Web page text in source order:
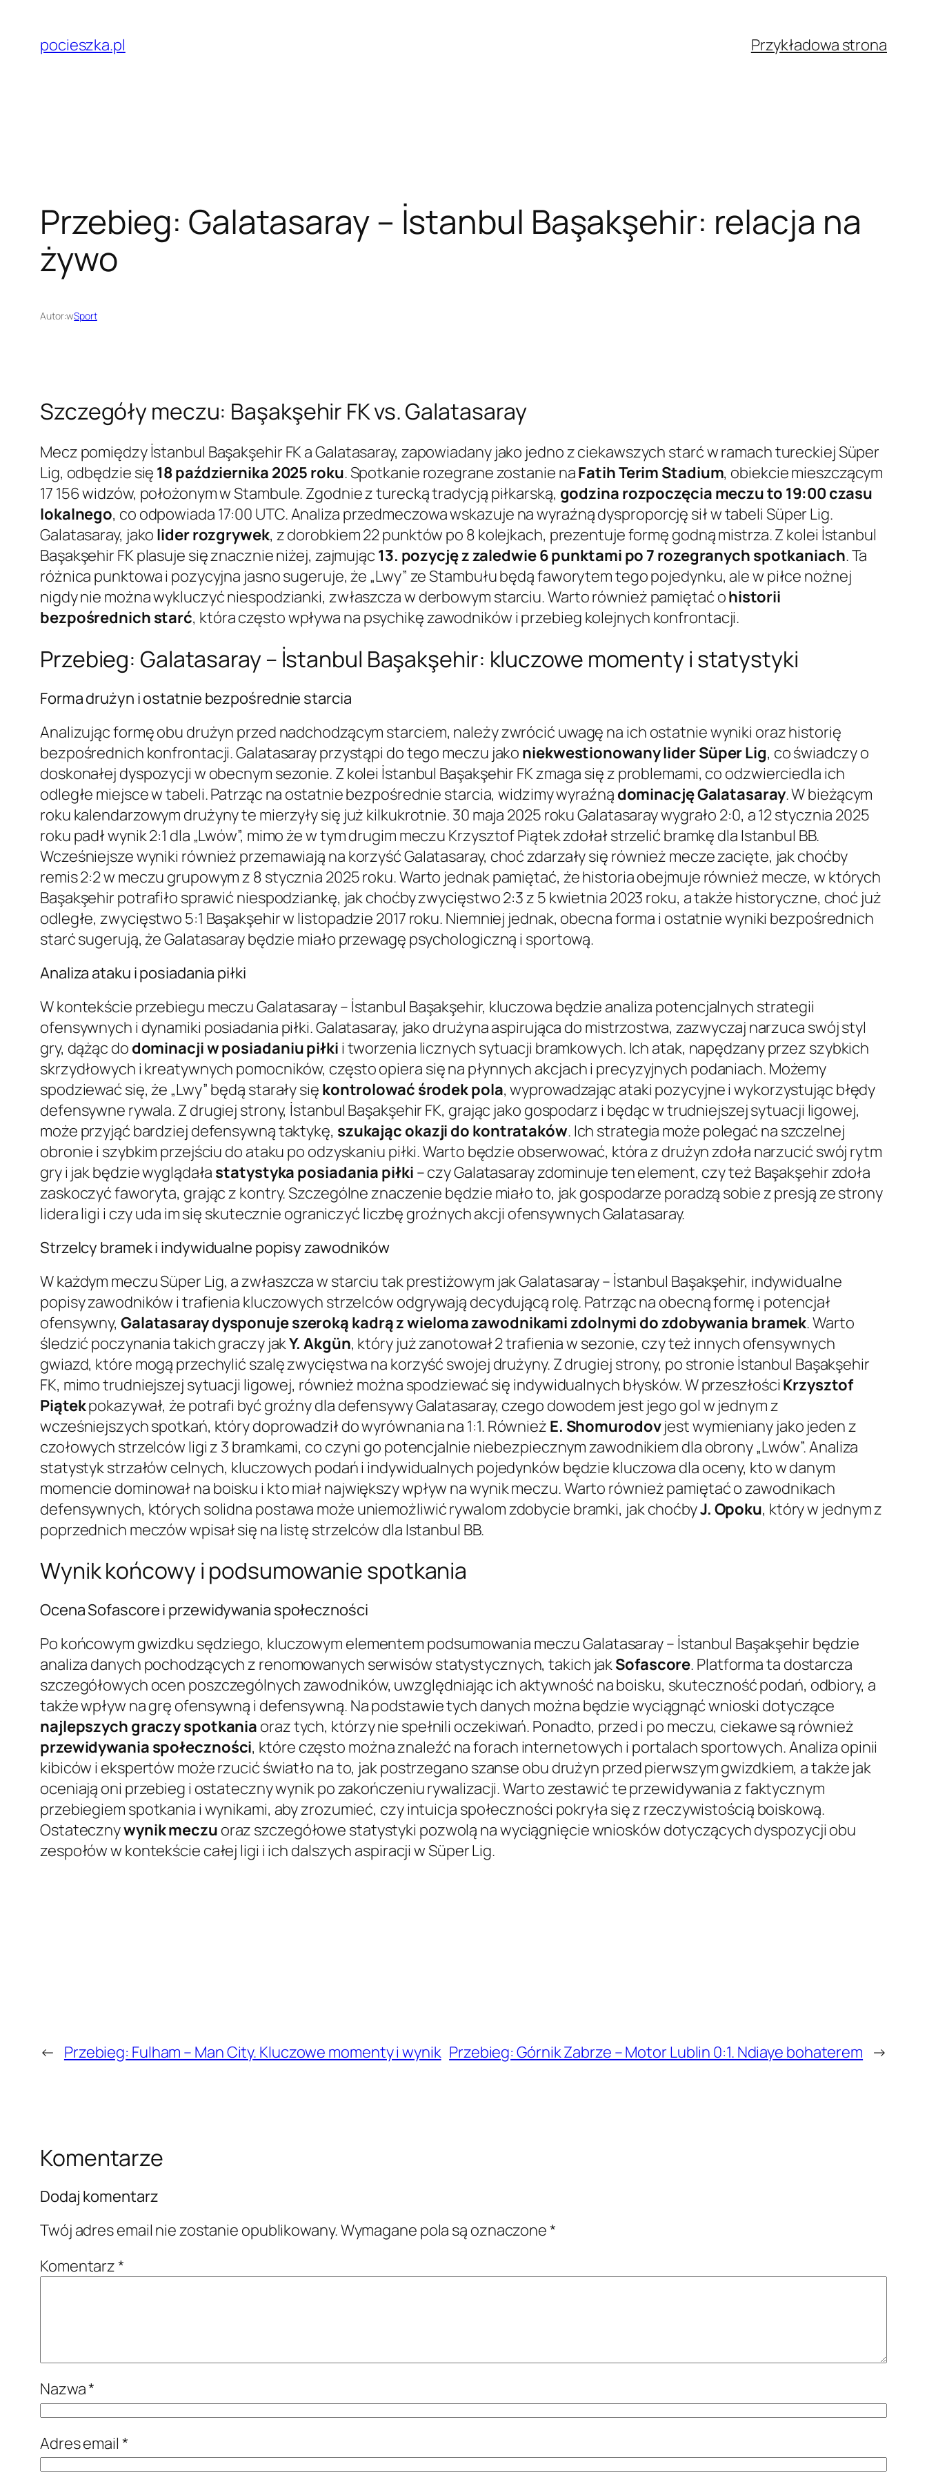
treści
pocieszka.pl Przykładowa strona
Przebieg: Galatasaray – İstanbul Başakşehir: relacja na
żywo
Autor:wSport
Szczegóły meczu: Başakşehir FK vs. Galatasaray
Mecz pomiędzy İstanbul Başakşehir FK a Galatasaray, zapowiadany jako jedno z ciekawszych starć w ramach tureckiej Süper
Lig, odbędzie się 18 października 2025 roku. Spotkanie rozegrane zostanie naFatih Terim Stadium, obiekcie mieszczącym
17 156 widzów, położonym w Stambule. Zgodnie z turecką tradycją piłkarską, godzina rozpoczęcia meczu to 19:00 czasu
lokalnego, co odpowiada 17:00 UTC. Analiza przedmeczowa wskazuje na wyraźną dysproporcję sił w tabeli Süper Lig.
Galatasaray, jako lider rozgrywek, z dorobkiem 22 punktów po 8 kolejkach, prezentuje formę godną mistrza. Z kolei İstanbul
Başakşehir FK plasuje się znacznie niżej, zajmując 13. pozycję z zaledwie 6 punktami po 7 rozegranych spotkaniach. Ta
różnica punktowa i pozycyjna jasno sugeruje, że „Lwy” ze Stambułu będą faworytem tego pojedynku, ale w piłce nożnej
nigdy nie można wykluczyć niespodzianki, zwłaszcza w derbowym starciu. Warto również pamiętać ohistorii
bezpośrednich starć, która często wpływa na psychikę zawodników i przebieg kolejnych konfrontacji.
Przebieg: Galatasaray – İstanbul Başakşehir: kluczowe momenty i statystyki
Forma drużyn i ostatnie bezpośrednie starcia
Analizując formę obu drużyn przed nadchodzącym starciem, należy zwrócić uwagę na ich ostatnie wyniki oraz historię
bezpośrednich konfrontacji. Galatasaray przystąpi do tego meczu jako niekwestionowany lider Süper Lig, co świadczy o
doskonałej dyspozycji w obecnym sezonie. Z kolei İstanbul Başakşehir FK zmaga się z problemami, co odzwierciedla ich
odległe miejsce w tabeli. Patrząc na ostatnie bezpośrednie starcia, widzimy wyraźną dominację Galatasaray. W bieżącym
roku kalendarzowym drużyny te mierzyły się już kilkukrotnie. 30 maja 2025 roku Galatasaray wygrało 2:0, a 12 stycznia 2025
roku padł wynik 2:1 dla „Lwów”, mimo że w tym drugim meczu Krzysztof Piątek zdołał strzelić bramkę dla Istanbul BB.
Wcześniejsze wyniki również przemawiają na korzyść Galatasaray, choć zdarzały się również mecze zacięte, jak choćby
remis 2:2 w meczu grupowym z 8 stycznia 2025 roku. Warto jednak pamiętać, że historia obejmuje również mecze, w których
Başakşehir potrafiło sprawić niespodziankę, jak choćby zwycięstwo 2:3 z 5 kwietnia 2023 roku, a także historyczne, choć już
odległe, zwycięstwo 5:1 Başakşehir w listopadzie 2017 roku. Niemniej jednak, obecna forma i ostatnie wyniki bezpośrednich
starć sugerują, że Galatasaray będzie miało przewagę psychologiczną i sportową.
Analiza ataku i posiadania piłki
W kontekście przebiegu meczu Galatasaray – İstanbul Başakşehir, kluczowa będzie analiza potencjalnych strategii
ofensywnych i dynamiki posiadania piłki. Galatasaray, jako drużyna aspirująca do mistrzostwa, zazwyczaj narzuca swój styl
gry, dążąc do dominacji w posiadaniu piłki i tworzenia licznych sytuacji bramkowych. Ich atak, napędzany przez szybkich
skrzydłowych i kreatywnych pomocników, często opiera się na płynnych akcjach i precyzyjnych podaniach. Możemy
spodziewać się, że „Lwy” będą starały się kontrolować środek pola, wyprowadzając ataki pozycyjne i wykorzystując błędy
defensywne rywala. Z drugiej strony, İstanbul Başakşehir FK, grając jako gospodarz i będąc w trudniejszej sytuacji ligowej,
może przyjąć bardziej defensywną taktykę, szukając okazji do kontrataków. Ich strategia może polegać na szczelnej
obronie i szybkim przejściu do ataku po odzyskaniu piłki. Warto będzie obserwować, która z drużyn zdoła narzucić swój rytm
gry i jak będzie wyglądała statystyka posiadania piłki – czy Galatasaray zdominuje ten element, czy też Başakşehir zdoła
zaskoczyć faworyta, grając z kontry. Szczególne znaczenie będzie miało to, jak gospodarze poradzą sobie z presją ze strony
lidera ligi i czy uda im się skutecznie ograniczyć liczbę groźnych akcji ofensywnych Galatasaray.
Strzelcy bramek i indywidualne popisy zawodników
W każdym meczu Süper Lig, a zwłaszcza w starciu tak prestiżowym jak Galatasaray – İstanbul Başakşehir, indywidualne
popisy zawodników i trafienia kluczowych strzelców odgrywają decydującą rolę. Patrząc na obecną formę i potencjał
ofensywny, Galatasaray dysponuje szeroką kadrą z wieloma zawodnikami zdolnymi do zdobywania bramek. Warto
śledzić poczynania takich graczy jakY. Akgün, który już zanotował 2 trafienia w sezonie, czy też innych ofensywnych
gwiazd, które mogą przechylić szalę zwycięstwa na korzyść swojej drużyny. Z drugiej strony, po stronie İstanbul Başakşehir
FK, mimo trudniejszej sytuacji ligowej, również można spodziewać się indywidualnych błysków. W przeszłości Krzysztof
Piątekpokazywał, że potrafi być groźny dla defensywy Galatasaray, czego dowodem jest jego gol w jednym z
wcześniejszych spotkań, który doprowadził do wyrównania na 1:1. Również E. Shomurodovjest wymieniany jako jeden z
czołowych strzelców ligi z 3 bramkami, co czyni go potencjalnie niebezpiecznym zawodnikiem dla obrony „Lwów”. Analiza
statystyk strzałów celnych, kluczowych podań i indywidualnych pojedynków będzie kluczowa dla oceny, kto w danym
momencie dominował na boisku i kto miał największy wpływ na wynik meczu. Warto również pamiętać o zawodnikach
defensywnych, których solidna postawa może uniemożliwić rywalom zdobycie bramki, jak choćbyJ. Opoku, który w jednym z
poprzednich meczów wpisał się na listę strzelców dla Istanbul BB.
Wynik końcowy i podsumowanie spotkania
Ocena Sofascore i przewidywania społeczności
Po końcowym gwizdku sędziego, kluczowym elementem podsumowania meczu Galatasaray – İstanbul Başakşehir będzie
analiza danych pochodzących z renomowanych serwisów statystycznych, takich jakSofascore. Platforma ta dostarcza
szczegółowych ocen poszczególnych zawodników, uwzględniając ich aktywność na boisku, skuteczność podań, odbiory, a
także wpływ na grę ofensywną i defensywną. Na podstawie tych danych można będzie wyciągnąć wnioski dotyczące
najlepszych graczy spotkania oraz tych, którzy nie spełnili oczekiwań. Ponadto, przed i po meczu, ciekawe są również
przewidywania społeczności, które często można znaleźć na forach internetowych i portalach sportowych. Analiza opinii
kibiców i ekspertów może rzucić światło na to, jak postrzegano szanse obu drużyn przed pierwszym gwizdkiem, a także jak
oceniają oni przebieg i ostateczny wynik po zakończeniu rywalizacji. Warto zestawić te przewidywania z faktycznym
przebiegiem spotkania i wynikami, aby zrozumieć, czy intuicja społeczności pokryła się z rzeczywistością boiskową.
Ostatecznywynik meczu oraz szczegółowe statystyki pozwolą na wyciągnięcie wniosków dotyczących dyspozycji obu
zespołów w kontekście całej ligi i ich dalszych aspiracji w Süper Lig.
← Przebieg: Fulham – Man City. Kluczowe momenty i wynik Przebieg: Górnik Zabrze – Motor Lublin 0:1. Ndiaye bohaterem →
Komentarze
Dodaj komentarz
Twój adres email nie zostanie opublikowany.Wymagane pola są oznaczone*
Komentarz*
Nazwa*
Adres email *